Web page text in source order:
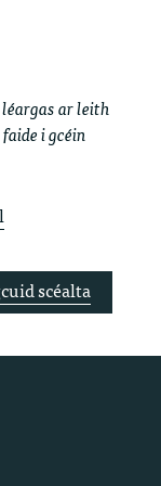
ar leith
i gcéin
scéalta